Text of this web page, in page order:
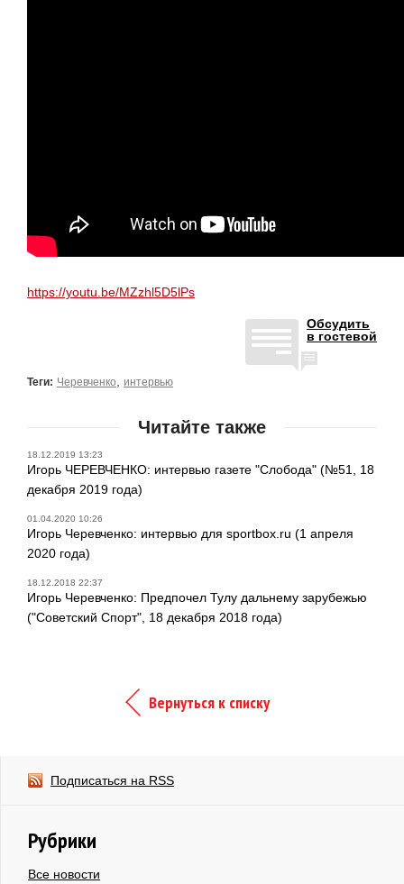
https://youtu.be/MZzhl5D5lPs
Обсудить
в гостевой
Теги: Черевченко интервью
Читайте также
18.12.2019 13:23
Игорь ЧЕРЕВЧЕНКО: интервью газете "Слобода" (№51, 18
декабря 2019 года)
01.04.2020 10:26
Игорь Черевченко: интервью для sportbox.ru (1 апреля
2020 года)
18.12.2018 22:37
Игорь Черевченко: Предпочел Тулу дальнему зарубежью
("Советский Спорт", 18 декабря 2018 года)
Вернуться к списку
Подписаться на RSS
Рубрики
Все новости